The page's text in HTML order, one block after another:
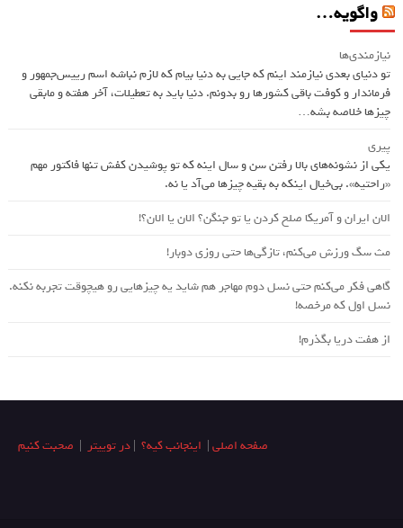
واگویه…
نیازمندی‌ها
تو دنیای بعدی نیازمند اینم که جایی به دنیا بیام که لازم نباشه اسم ريیس‌جمهور و
فرماندار و کوفت باقی کشورها رو بدونم. دنیا باید به تعطیلات، آخر هفته و مابقی
چیزها خلاصه بشه…
پیری
یکی از نشونه‌های بالا رفتن سن و سال اینه که تو پوشیدن کفش تنها فاکتور مهم
«راحتیه». بی‌خیال اینکه به بقیه چیزها می‌آد یا نه.
الان ایران و آمریکا صلح کردن یا تو جنگن؟‌ الان یا الان؟!
مث سگ ورزش می‌کنم، تازگی‌ها حتی روزی دوبار!
گاهی فکر می‌کنم حتی نسل دوم مهاجر هم شاید یه چیزهایی رو هیچوقت تجربه نکنه.
نسل اول که مرخصه!
از هفت دریا بگذرم!
صفحه اصلی| اینجانب کیه؟ |در توییتر | صحبت کنیم